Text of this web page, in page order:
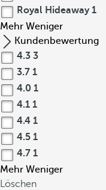
Royal Hideaway 1
Mehr Weniger
Kundenbewertung
4.3 3
3.7 1
4.0 1
4.1 1
4.4 1
4.5 1
4.7 1
Mehr Weniger
Löschen